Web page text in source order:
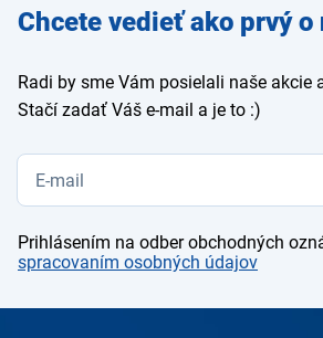
Zadajte
e-mail
Chcete vedieť ako prvý o
Radi by sme Vám posielali naše akcie
Stačí zadať Váš e-mail a je to :)
Prihlásením na odber obchodných
spracovaním osobných údajov